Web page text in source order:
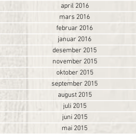
april 2016
mars 2016
februar 2016
januar 2016
desember 2015
november 2015
oktober 2015
september 2015
august 2015
juli 2015
juni 2015
mai 2015